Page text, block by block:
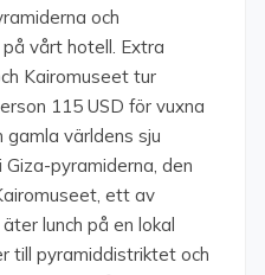
och
vårt hotell. Extra
Kairomuseet tur
115 USD för vuxna
världens sju
pyramiderna, den
ett av
lunch på en lokal
till pyramiddistriktet och